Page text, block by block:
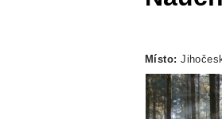
Místo: